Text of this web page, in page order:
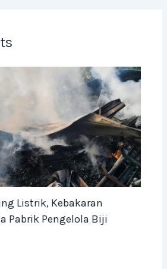
Listrik, Kebakaran
Pabrik Pengelola Biji